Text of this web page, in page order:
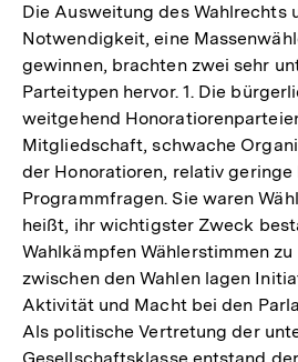
Die Ausweitung des Wahlrechts
Notwendigkeit, eine
gewinnen, brachten zwei sehr
Parteitypen hervor. 1. Die
weitgehend
Mitgliedschaft, schwache
der Honoratioren, relativ geringe
Programmfragen. Sie waren
heißt, ihr wichtigster Zweck
Wahlkämpfen Wählerstimmen
zwischen den Wahlen lagen
Aktivität und Macht bei den
Als politische Vertretung der